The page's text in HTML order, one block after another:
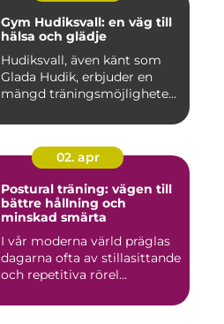
Gym Hudiksvall: en väg till
hälsa och glädje
Hudiksvall, även känt som
Glada Hudik, erbjuder en
mängd träningsmöjlighete...
02. apr
Postural träning: vägen till
bättre hållning och
minskad smärta
I vår moderna värld präglas
dagarna ofta av stillasittande
och repetitiva rörel...